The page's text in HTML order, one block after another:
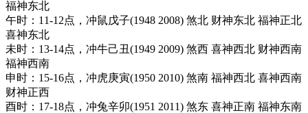
福神东北
午时：11-12点，冲鼠戊子(1948 2008) 煞北 财神东北 福神正北
喜神东北
未时：13-14点，冲牛己丑(1949 2009) 煞西 喜神西北 财神西南
福神西南
申时：15-16点，冲虎庚寅(1950 2010) 煞南 福神西北 喜神西南
财神正西
酉时：17-18点，冲兔辛卯(1951 2011) 煞东 喜神正南 福神东南